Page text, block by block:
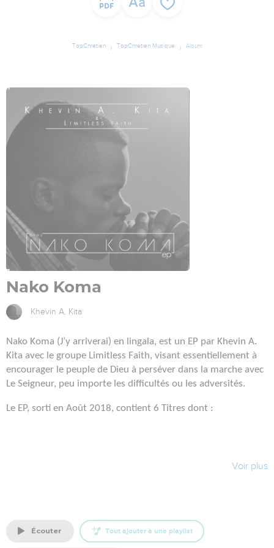
TopChrétien TopChrétien Musique Album
Nako Koma
Khevin A. Kita
Nako Koma (J’y arriverai) en lingala, est un EP par Khevin A.
Kita avec le groupe Limitless Faith, visant essentiellement à
encourager le peuple de Dieu à perséver dans la marche avec
Le Seigneur, peu importe les difficultés ou les adversités.
Le EP, sorti en Août 2018, contient 6 Titres dont :
Entends Mon Coeur/HalleluJah : A/C Jeunesse en
Mission/Khevin A. Kita
Voir plus
écouter Tout ajouter à une playlist